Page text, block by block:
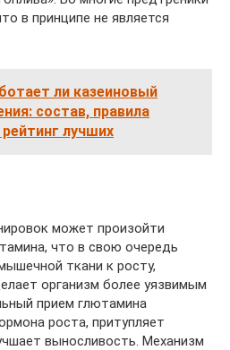
в принципе не является
ли казеиновый
состав, правила
лучших
может произойти
что в свою очередь
ткани к росту,
организм более уязвимым
прием глютамина
роста, притупляет
выносливость. Механизм